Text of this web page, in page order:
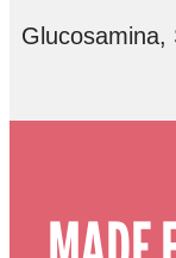
Glucosamina,